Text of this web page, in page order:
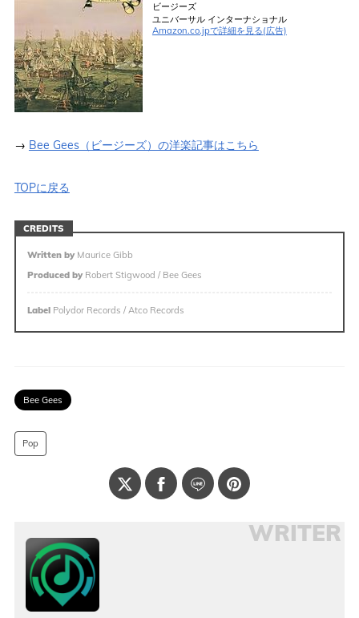
ビージーズ
ユニバーサル インターナショナル
Amazon.co.jpで詳細を見る(広告)
→ Bee Gees（ビージーズ）の洋楽記事はこちら
TOPに戻る
CREDITS
Written byMaurice Gibb
Produced byRobert Stigwood / Bee Gees
LabelPolydor Records / Atco Records
Bee Gees
Pop
WRITER